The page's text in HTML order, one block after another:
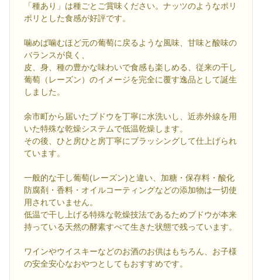
「種あり」は種ごとご賞味ください。ナッツのようなポリ
ポリとした食感が好評です。
噛めば噛むほど元の葡萄に戻るような風味、甘味と酸味の
バランスが良く、
皮、身、種の豊かな味わいで食感も楽しめる、従来の干し
葡萄（レーズン）のイメージを完全に覆す逸品として誕生
しました。
余市町から届いたブドウを丁寧に水洗いし、近赤外線を用
いた特殊な乾燥システムで低温乾燥します。
その後、ひと房ひと房丁寧にブラッシングして仕上げられ
ています。
一般的な干し葡萄(レーズン)と違い、加糖・保存料・酸化
防腐剤・香料・オイルコーティングなどの添加物は一切使
用されていません。
低温で干し上げる特殊な乾燥技法であるためブドウが本来
持っている天然の酵素すべて生きた状態で残っています。
ワインやウイスキーなどのお酒のお供はもちろん、お子様
の安全安心なおやつとしてもおすすめです。